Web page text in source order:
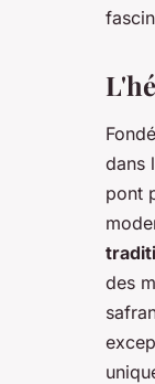
dans
pont
des